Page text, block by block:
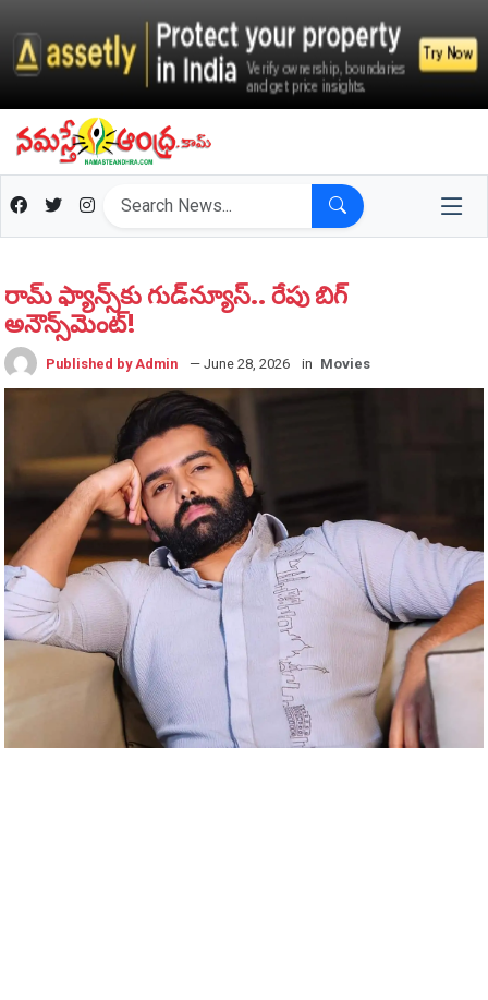
రామ్ ఫ్యాన్స్‌కు గుడ్‌న్యూస్‌.. రేపు బిగ్
అనౌన్స్‌మెంట్!
Published by Admin — June 28, 2026 in Movies